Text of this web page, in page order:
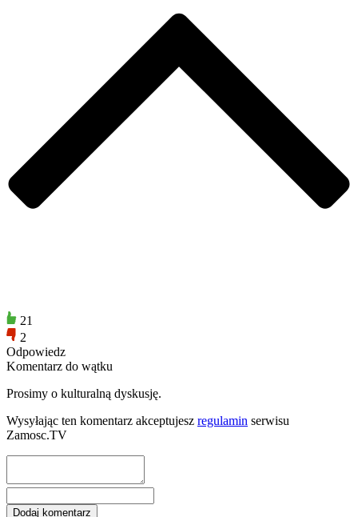
21
2
Odpowiedz
Komentarz do wątku
Prosimy o kulturalną dyskusję.
Wysyłając ten komentarz akceptujesz regulamin serwisu
Zamosc.TV